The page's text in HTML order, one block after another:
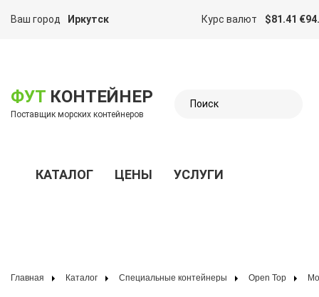
Ваш город Иркутск Курс валют $81.41
ФУТ КОНТЕЙНЕР
Поставщик морских контейнеров
КАТАЛОГ ЦЕНЫ УСЛУГИ
Главная Каталог Специальные контейнеры Open Top